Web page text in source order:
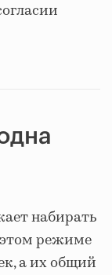
набирать
этом режиме
а их общий